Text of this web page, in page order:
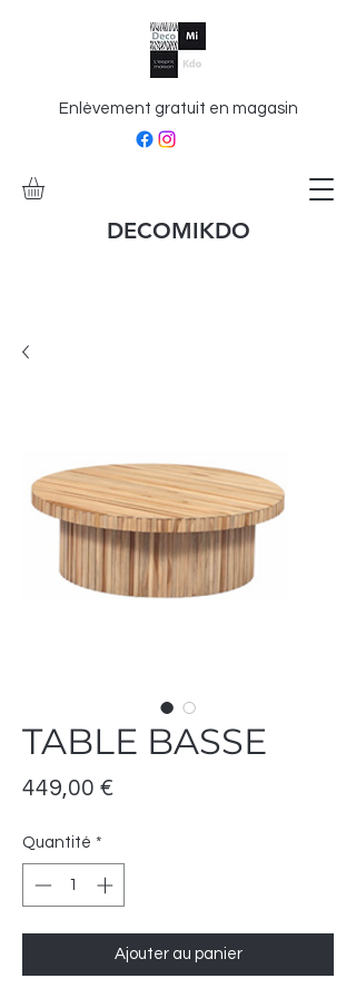
DECOMIKDO
Enlèvement gratuit en magasin
TABLE BASSE
449,00 €
Quantité *
Ajouter au panier